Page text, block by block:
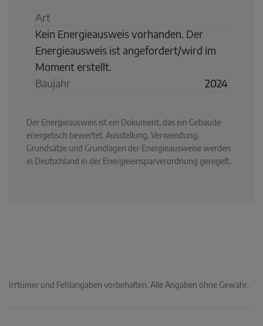
Art
Kein Energieausweis vorhanden. Der
Energieausweis ist angefordert/wird im
Moment erstellt.
Baujahr
2024
Der Energieausweis ist ein Dokument, das ein Gebäude
energetisch bewertet. Ausstellung, Verwendung,
Grundsätze und Grundlagen der Energieausweise werden
in Deutschland in der Energieeinsparverordnung geregelt.
Irrtümer und Fehlangaben vorbehalten. Alle Angaben ohne Gewähr.